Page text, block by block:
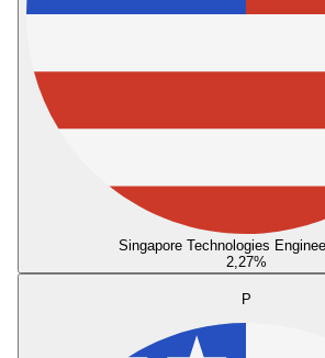
Singapore Technologies
2,27%
P